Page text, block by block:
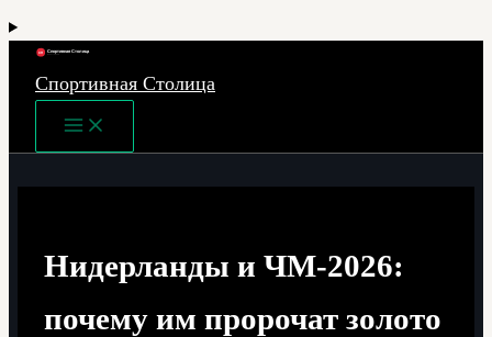
Спортивная Столица
Main
Menu
Нидерланды и ЧМ‑2026:
почему им пророчат золото